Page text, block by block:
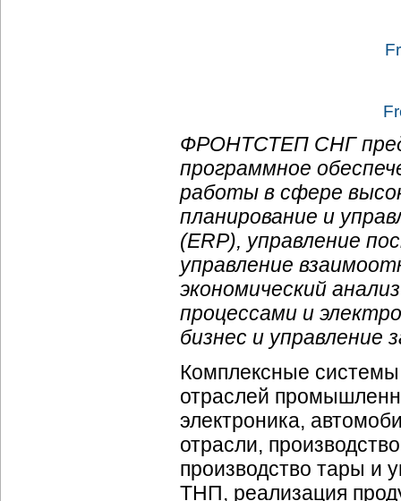
ФРОНТСТЕП СНГ
программное
работы в сфере
планирование и
(ERP), управление
управление
экономический
процессами и
бизнес и управление
Комплексные
отраслей
электроника,
отрасли,
производство тары и
ТНП, реализация